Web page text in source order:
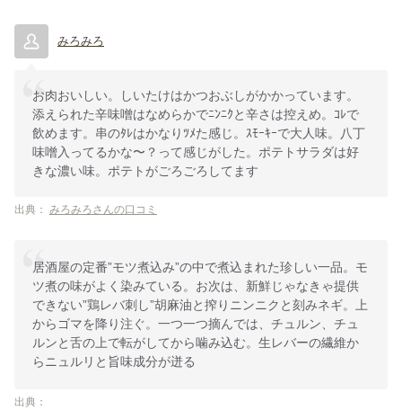
みろみろ
お肉おいしい。しいたけはかつおぶしがかかっています。
添えられた辛味噌はなめらかでﾆﾝﾆｸと辛さは控えめ。ｺﾚで
飲めます。串のﾀﾚはかなりﾂﾒた感じ。ｽﾓｰｷｰで大人味。八丁
味噌入ってるかな〜？って感じがした。ポテトサラダは好
きな濃い味。ポテトがごろごろしてます
出典： みろみろさんの口コミ
居酒屋の定番”モツ煮込み”の中で煮込まれた珍しい一品。モ
ツ煮の味がよく染みている。お次は、新鮮じゃなきゃ提供
できない”鶏レバ刺し”胡麻油と搾りニンニクと刻みネギ。上
からゴマを降り注ぐ。一つ一つ摘んでは、チュルン、チュ
ルンと舌の上で転がしてから噛み込む。生レバーの繊維か
らニュルリと旨味成分が迸る
出典：